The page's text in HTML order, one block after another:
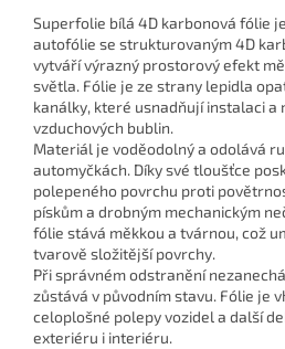
Superfolie bílá 4D karbonová fólie
autofólie se strukturovaným 4D
vytváří výrazný prostorový efekt
světla. Fólie je ze strany lepidla
kanálky, které usnadňují instalaci a
vzduchových bublin.
Materiál je voděodolný a odolává
automyčkách. Díky své tloušťce
polepeného povrchu proti
pískům a drobným mechanickým
fólie stává měkkou a tvárnou, což
tvarově složitější povrchy.
Při správném odstranění
zůstává v původním stavu. Fólie je
celoplošné polepy vozidel a další
exteriéru i interiéru.